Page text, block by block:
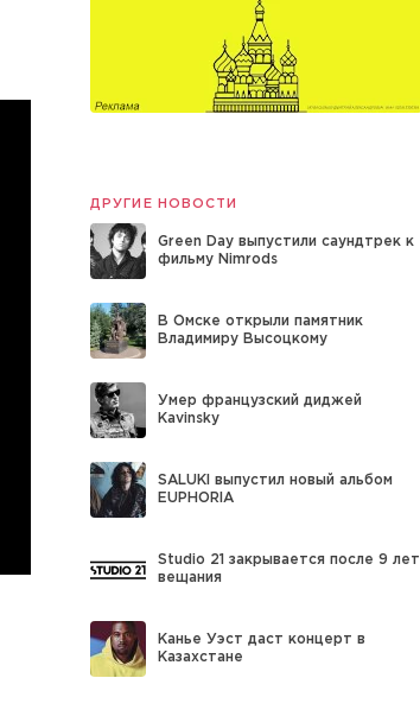
ДРУГИЕ НОВОСТИ
Green Day выпустили саундтрек к
фильму Nimrods
В Омске открыли памятник
Владимиру Высоцкому
Умер французский диджей
Kavinsky
SALUKI выпустил новый альбом
EUPHORIA
Studio 21 закрывается после 9 лет
вещания
Канье Уэст даст концерт в
Казахстане